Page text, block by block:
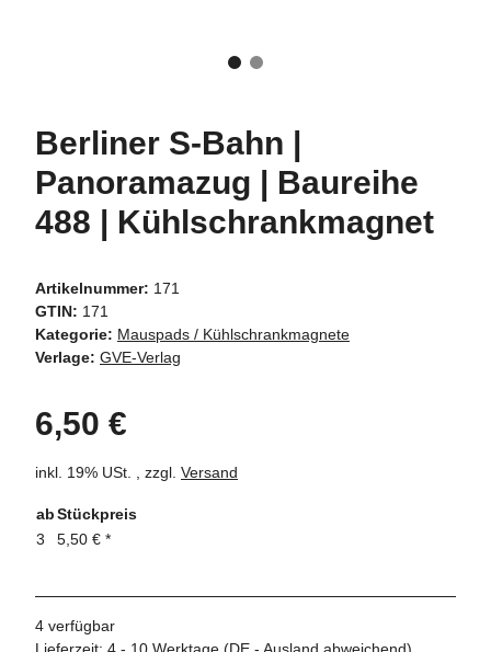
Berliner S-Bahn |
Panoramazug | Baureihe
488 | Kühlschrankmagnet
Artikelnummer: 171
GTIN: 171
Kategorie: Mauspads / Kühlschrankmagnete
Verlage: GVE-Verlag
6,50 €
inkl. 19% USt. , zzgl. Versand
abStückpreis
3
5,50 € *
4 verfügbar